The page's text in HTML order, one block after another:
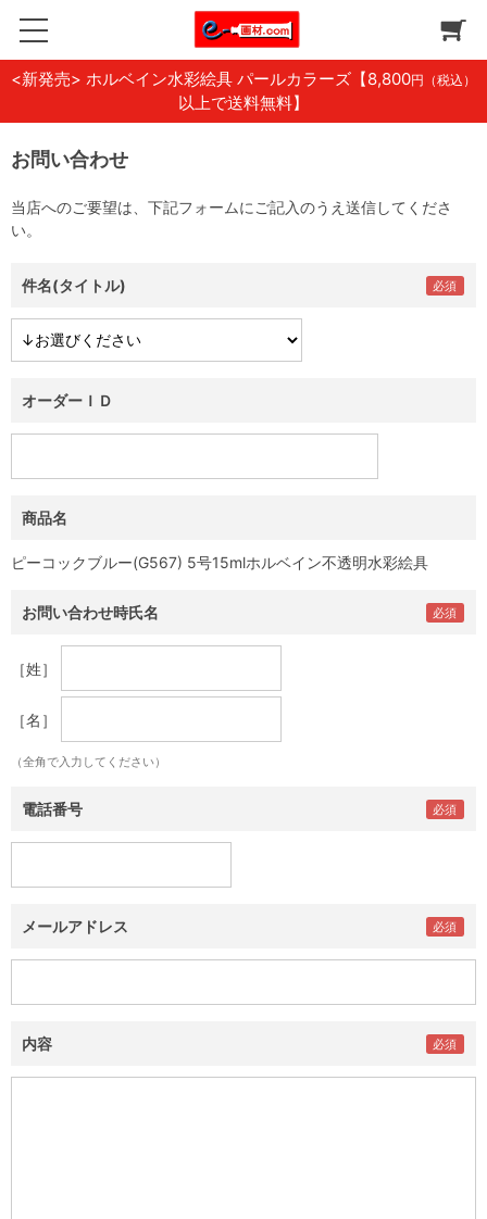
<新発売> ホルベイン水彩絵具 パールカラーズ 【8,800円（税込）
以上で送料無料】
お問い合わせ
当店へのご要望は、下記フォームにご記入のうえ送信してくださ
い。
件名(タイトル)
オーダーＩＤ
商品名
ピーコックブルー(G567) 5号15mlホルベイン不透明水彩絵具
お問い合わせ時氏名
［姓］
［名］
（全角で入力してください）
電話番号
メールアドレス
内容